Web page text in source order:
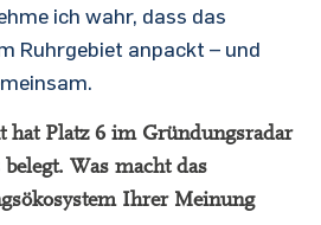
ich wahr, dass das
Ruhrgebiet anpackt – und
hat Platz 6 im Gründungsradar
Was macht das
Ihrer Meinung